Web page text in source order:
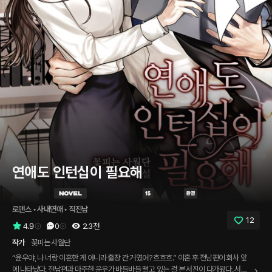
연애도 인턴십이 필요해
로맨스 • 사내연애 • 직진남
4.9
0 2.3천
12
작가
꽃피는 사월단
“윤우야, 나 너랑 이혼한 게 아니라 출장 간 거였어? 흐흐흐.” 이혼 후 전남편이 회사 앞
에 나타났다. 전남편과 마주한 윤우가 바들바들 떨고 있는 걸 본 서진이 다가왔다. 서진